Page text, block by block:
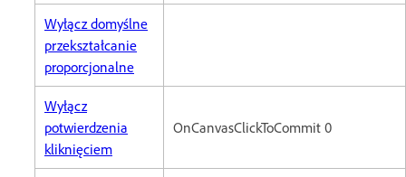
Wyłącz domyślne
przekształcanie
proporcjonalne
Wyłącz
potwierdzenia
kliknięciem
OnCanvasClickToCommit 0